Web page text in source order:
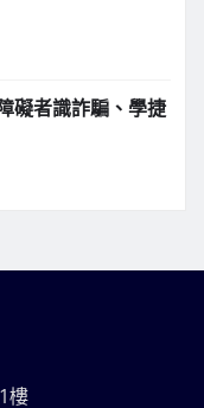
礙者識詐騙、學捷
樓